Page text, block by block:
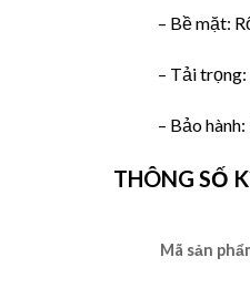
– Bề mặt:
– Tải
– Bảo
THÔNG SỐ
Mã sản